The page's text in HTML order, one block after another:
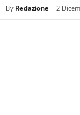
0
t
By Redazione - 2